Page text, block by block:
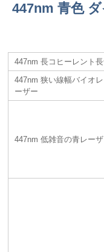
447nm 青色
447nm 長コヒーレント
447nm 狭い線幅バイオ
ーザー
447nm 低雑音の青レーザ